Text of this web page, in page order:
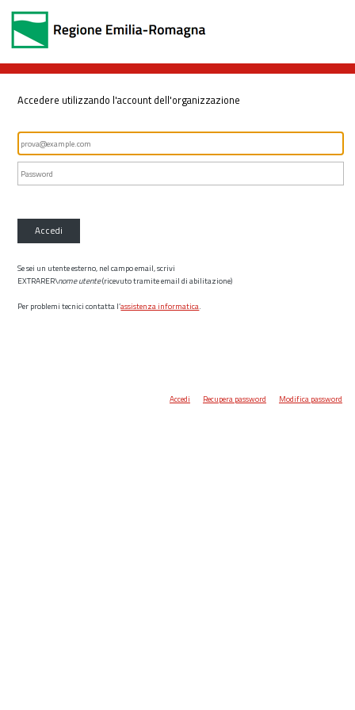
Accedere utilizzando l'account dell'organizzazione
Accedi
Se sei un utente esterno, nel campo email, scrivi
EXTRARER\nome utente(ricevuto tramite email di abilitazione)
Per problemi tecnici contatta l’assistenza informatica.
Accedi Recupera password Modifica password